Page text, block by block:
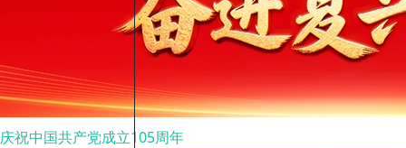
庆祝中国共产党成立105周年